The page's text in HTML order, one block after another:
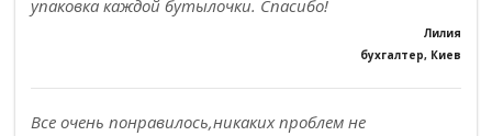
упаковка каждой бутылочки. Спасибо!
Лилия
бухгалтер, Киев
Все очень понравилось,никаких проблем не